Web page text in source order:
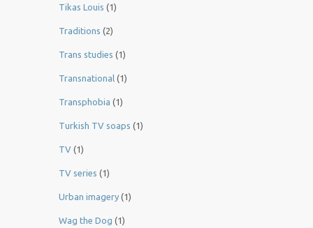
Tikas Louis (1)
Traditions (2)
Trans studies (1)
Transnational (1)
Transphobia (1)
Turkish TV soaps (1)
TV (1)
TV series (1)
Urban imagery (1)
Wag the Dog (1)